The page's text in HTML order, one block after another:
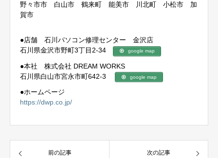
野々市市 白山市 鶴来町 能美市 川北町 小松市 加
賀市
●店舗 石川パソコン修理センター 金沢店
石川県金沢市野町3丁目2-34
google map
●本社 株式会社 DREAM WORKS
石川県白山市宮永市町642-3
google map
●ホームページ
https://dwp.co.jp/
前の記事 次の記事